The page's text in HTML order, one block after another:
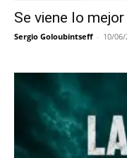
Se viene lo
Sergio Goloubintseff - 10/